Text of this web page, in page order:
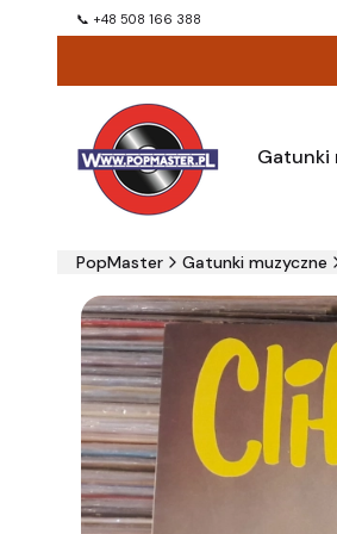
📞 +48 508 166 388
Gatunki
PopMaster Gatunki muzyczne